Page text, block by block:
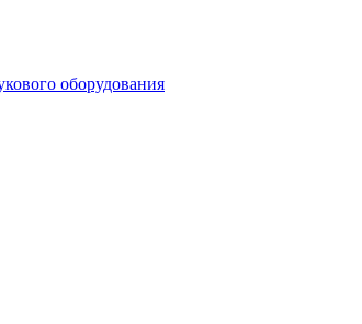
оборудования